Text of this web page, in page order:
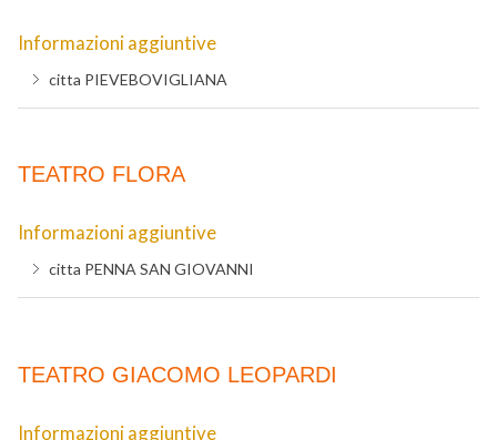
Informazioni aggiuntive
citta PIEVEBOVIGLIANA
TEATRO FLORA
Informazioni aggiuntive
citta PENNA SAN GIOVANNI
TEATRO GIACOMO LEOPARDI
Informazioni aggiuntive